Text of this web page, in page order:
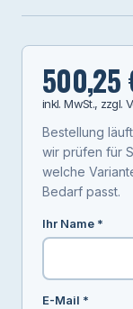
500,25
inkl. MwSt., zzgl.
Bestellung
wir prüfen für
welche
Bedarf passt.
Ihr Name *
E-Mail *